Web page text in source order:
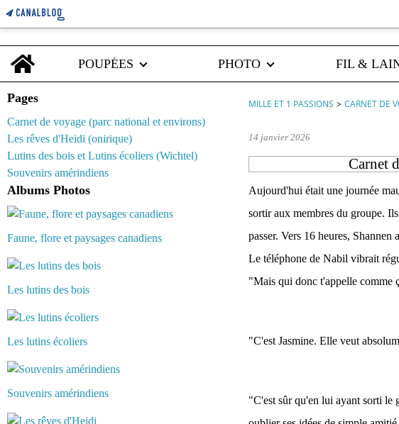
Home
POUPÉES
PHOTO FIL &
Pages
Carnet de voyage (parc national et environs)
Les rêves d'Heidi (onirique)
Lutins des bois et Lutins écoliers (Wichtel)
Souvenirs amérindiens
Albums Photos
Faune, flore et paysages canadiens
Les lutins des bois
Les lutins écoliers
Souvenirs amérindiens
MILLE ET 1 PASSIONS > CARNET DE
14 janvier 2026
Carnet
Aujourd'hui était une journée
sortir aux membres du groupe.
passer. Vers 16 heures, Shannen
Le téléphone de Nabil vibrait
"Mais qui donc t'appelle comme
"C'est Jasmine. Elle veut
"C'est sûr qu'en lui ayant sorti le